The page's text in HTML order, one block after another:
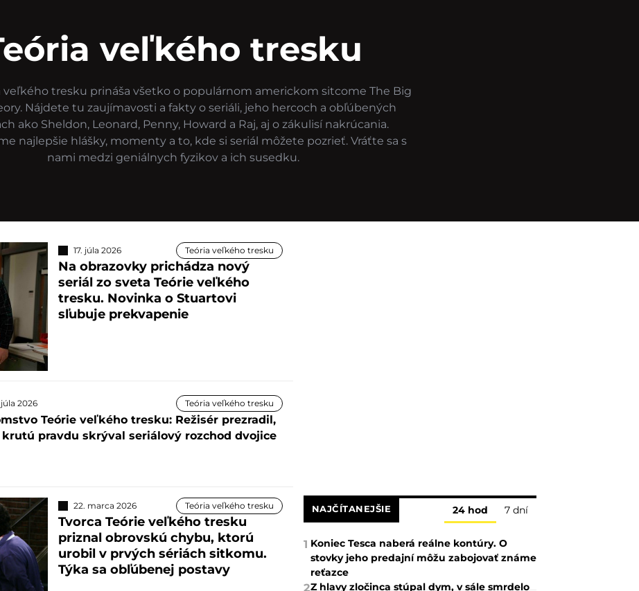
veľkého tresku
veľkého tresku prináša všetko o populárnom americkom sitcome The Big
Nájdete tu zaujímavosti a fakty o seriáli, jeho hercoch a obľúbených
ako Sheldon, Leonard, Penny, Howard a Raj, aj o zákulisí nakrúcania.
najlepšie hlášky, momenty a to, kde si seriál môžete pozrieť. Vráťte sa s
nami medzi geniálnych fyzikov a ich susedku.
17. júla 2026 Teória veľkého tresku
Na obrazovky prichádza nový
seriál zo sveta Teórie veľkého
tresku. Novinka o Stuartovi
sľubuje prekvapenie
2026 Teória veľkého tresku
Teórie veľkého tresku: Režisér prezradil,
pravdu skrýval seriálový rozchod dvojice
22. marca 2026 Teória veľkého tresku
Tvorca Teórie veľkého tresku
priznal obrovskú chybu, ktorú
urobil v prvých sériách sitkomu.
Týka sa obľúbenej postavy
NAJČÍTANEJŠIE 24 hod 7 dní
1 Koniec Tesca naberá reálne kontúry. O
stovky jeho predajní môžu zabojovať známe
reťazce
2Z hlavy zločinca stúpal dym, v sále smrdelo